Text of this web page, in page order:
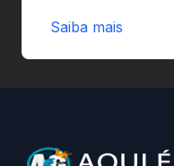
preload e avisa
da Playground:
Saiba mais